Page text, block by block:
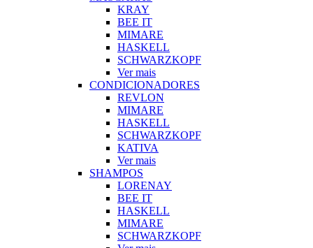
KRAY
BEE IT
MIMARE
HASKELL
SCHWARZKOPF
Ver mais
CONDICIONADORES
REVLON
MIMARE
HASKELL
SCHWARZKOPF
KATIVA
Ver mais
SHAMPOS
LORENAY
BEE IT
HASKELL
MIMARE
SCHWARZKOPF